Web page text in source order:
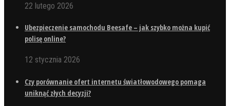
22 lutego 2026
Ubezpieczenie samochodu Beesafe – jak szybko można kupić
polisę online?
12 stycznia 2026
Czy porównanie ofert internetu światłowodowego pomaga
uniknąć złych decyzji?